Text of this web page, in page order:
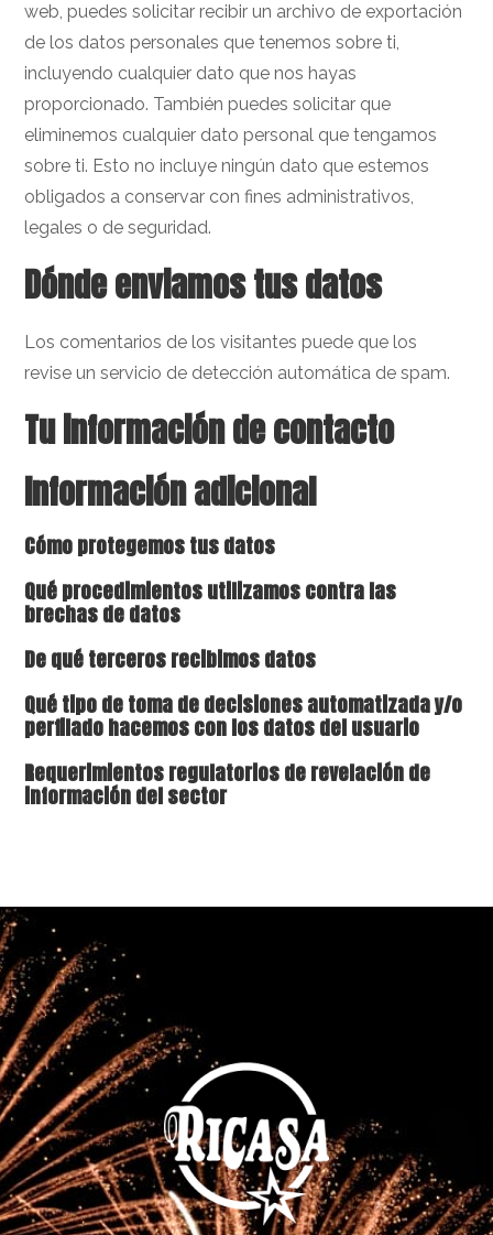
web, puedes solicitar recibir un archivo de exportación
de los datos personales que tenemos sobre ti,
incluyendo cualquier dato que nos hayas
proporcionado. También puedes solicitar que
eliminemos cualquier dato personal que tengamos
sobre ti. Esto no incluye ningún dato que estemos
obligados a conservar con fines administrativos,
legales o de seguridad.
Dónde enviamos tus datos
Los comentarios de los visitantes puede que los
revise un servicio de detección automática de spam.
Tu información de contacto
Información adicional
Cómo protegemos tus datos
Qué procedimientos utilizamos contra las
brechas de datos
De qué terceros recibimos datos
Qué tipo de toma de decisiones automatizada y/o
perfilado hacemos con los datos del usuario
Requerimientos regulatorios de revelación de
información del sector